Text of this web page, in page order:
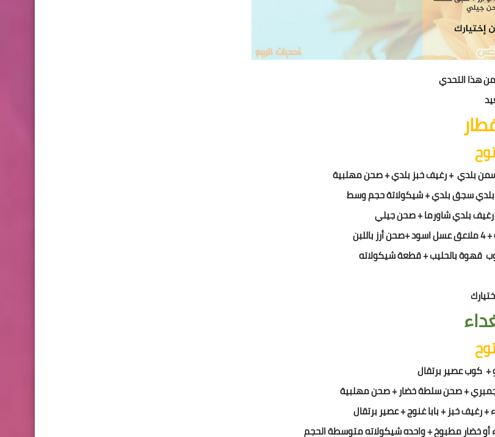
من هذا التحدي
سجق بلدي + شيكولاتة حجم وسط
بلدي شاورما + صحن جيلي
قهوة بالحليب + قطعة شيكولاته
كوب عصير برتقال
+ صحن سلطة خضار + صحن مهلبية
خبز + بابا غنوج + عصير برتقال
خضار مطبوخ + واحده شيكولاته متوسطة الحجم